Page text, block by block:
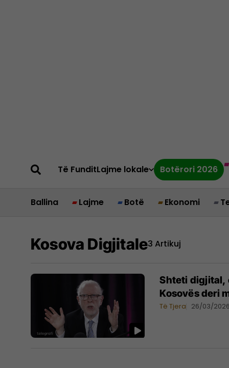
Të FunditLajme lokale Botërori 2026
Ballina Lajme Botë Ekonomi
Kosova Digjitale3 Artikuj
Shteti digjital,
Kosovës deri
Të Tjera 26/03/2026